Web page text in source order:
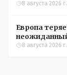
УЕФА
8 августа 2026
Европа
8 августа 2026